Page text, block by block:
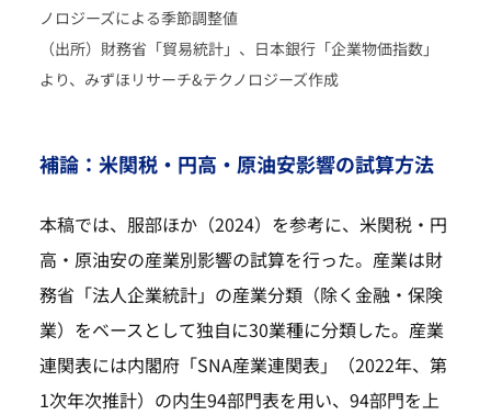
ノロジーズによる季節調整値
（出所）財務省「貿易統計」、日本銀行「企業物価指数」
より、みずほリサーチ&テクノロジーズ作成
補論：米関税・円高・原油安影響の試算方法
本稿では、服部ほか（2024）を参考に、米関税・円
高・原油安の産業別影響の試算を行った。産業は財
務省「法人企業統計」の産業分類（除く金融・保険
業）をベースとして独自に30業種に分類した。産業
連関表には内閣府「SNA産業連関表」（2022年、第
1次年次推計）の内生94部門表を用い、94部門を上